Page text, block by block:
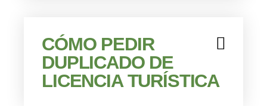
CÓMO PEDIR
DUPLICADO DE
LICENCIA TURÍSTICA